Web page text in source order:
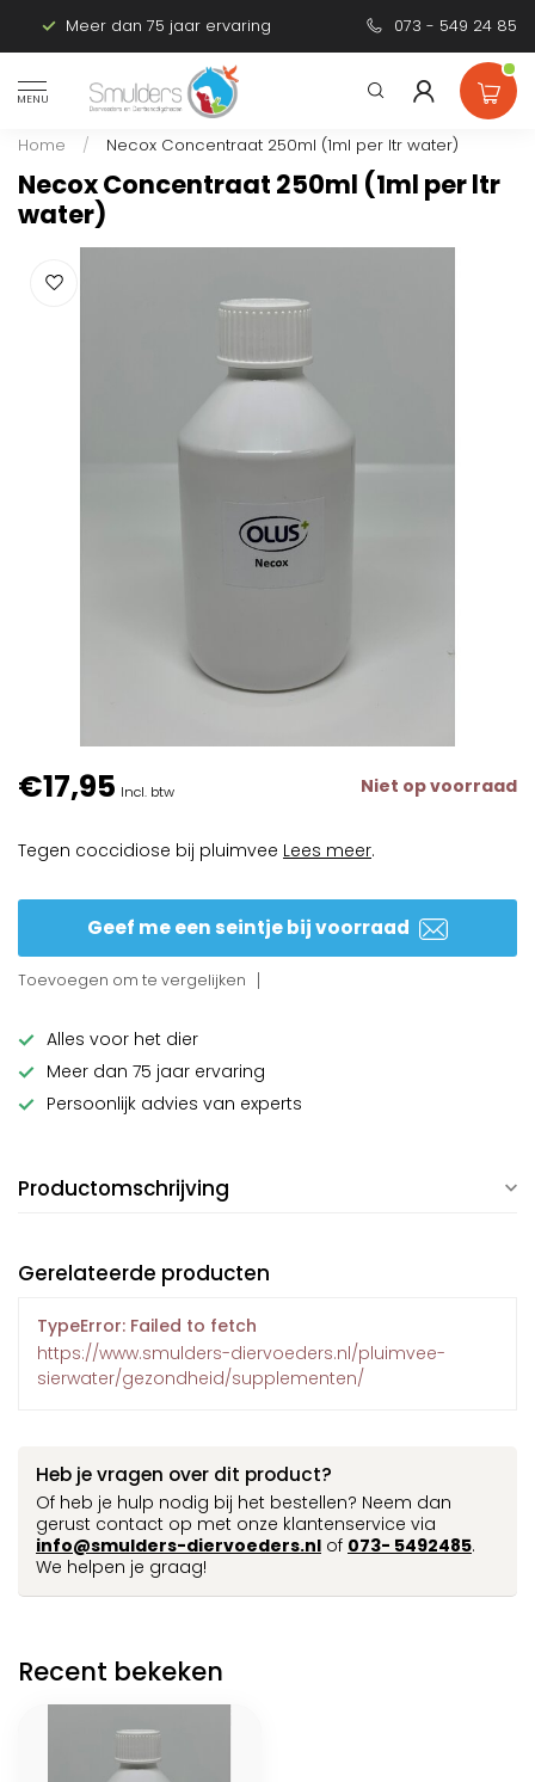
Meer dan 75 jaar ervaring Persoonlijk
073 - 549 24 85
MENU
Home / Necox Concentraat 250ml (1ml per ltr water)
Necox Concentraat 250ml (1ml per ltr
water)
€17,95 Incl. btw Niet op voorraad
Tegen coccidiose bij pluimvee Lees meer.
Geef me een seintje bij voorraad
Toevoegen om te vergelijken
Alles voor het dier
Meer dan 75 jaar ervaring
Persoonlijk advies van experts
Productomschrijving
Gerelateerde producten
TypeError: Failed to fetch
https://www.smulders-diervoeders.nl/pluimvee-
sierwater/gezondheid/supplementen/
Heb je vragen over dit product?
Of heb je hulp nodig bij het bestellen? Neem dan
gerust contact op met onze klantenservice via
info@smulders-diervoeders.nl of 073- 5492485.
We helpen je graag!
Recent bekeken